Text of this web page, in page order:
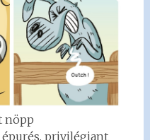
nöpp
épurés, privilégiant